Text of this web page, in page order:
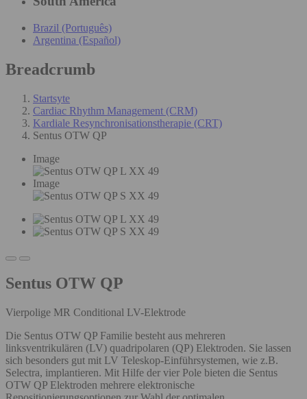
Brazil (Português)
Argentina (Español)
Breadcrumb
Startsyte
Cardiac Rhythm Management (CRM)
Kardiale Resynchronisationstherapie (CRT)
Sentus OTW QP
Image
Image
Sentus OTW QP
Vierpolige MR Conditional LV-Elektrode
Die Sentus OTW QP Familie besteht aus mehreren
linksventrikulären (LV) quadripolaren (QP) Elektroden. Sie lassen
sich besonders gut mit LV Teleskop-Einführsystemen, wie z.B.
Selectra, implantieren. Mit Hilfe der vier Pole bieten die Sentus
OTW QP Elektroden mehrere elektronische